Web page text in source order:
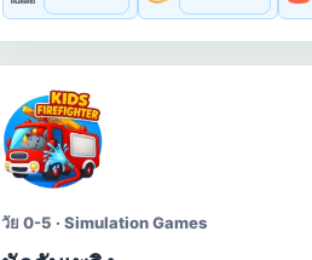
วัย 0-5 · Simulation Games